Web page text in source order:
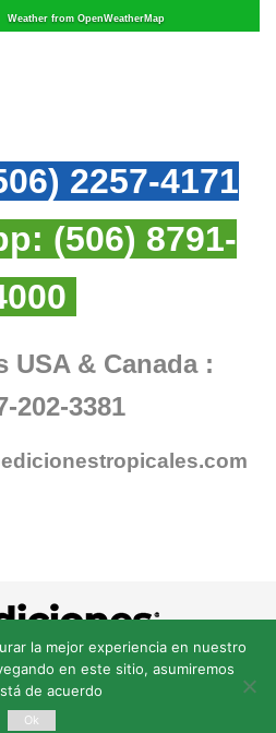
Weather from OpenWeatherMap
2257-4171
(506) 8791-
USA & Canada :
202-3381
la mejor experiencia en nuestro
en este sitio, asumiremos
de acuerdo
Ok